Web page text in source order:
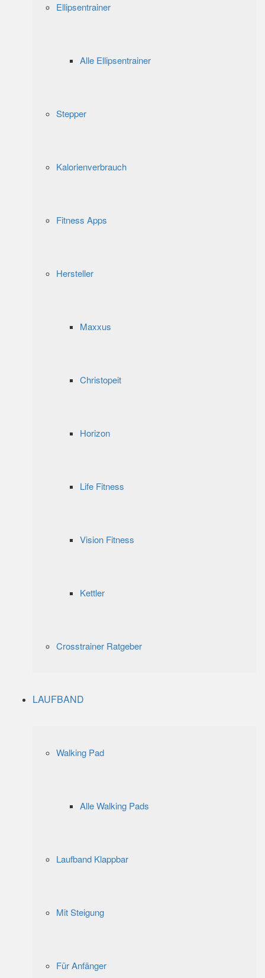
Ellipsentrainer
Alle Ellipsentrainer
Stepper
Kalorienverbrauch
Fitness Apps
Hersteller
Maxxus
Christopeit
Horizon
Life Fitness
Vision Fitness
Kettler
Crosstrainer Ratgeber
LAUFBAND
Walking Pad
Alle Walking Pads
Laufband Klappbar
Mit Steigung
Für Anfänger